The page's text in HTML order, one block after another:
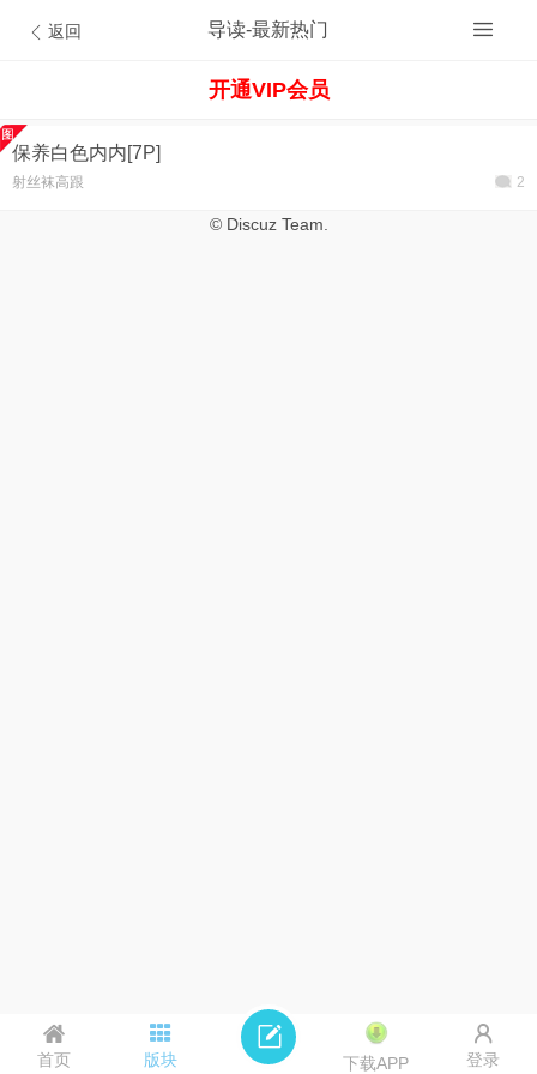
返回 导读-最新热门
开通VIP会员
保养白色内内[7P]
射丝袜高跟 2
© Discuz Team.
首页 版块 下载APP 登录